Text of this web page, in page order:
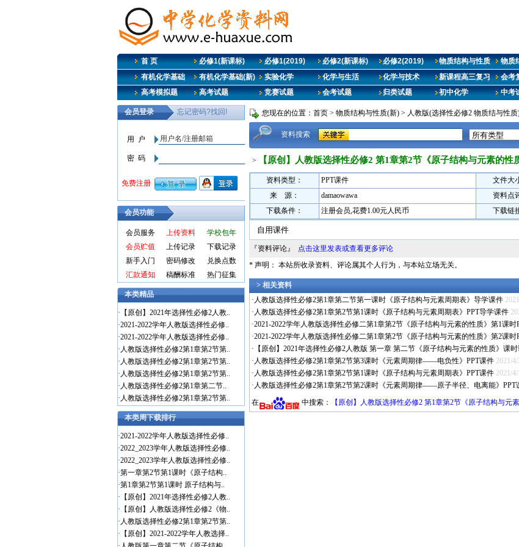
首 页 必修1(新课标) 必修1(2019) 必修2(新课标) 必修2(2019) 物质结构与性质 物质
有机化学基础
有机化学基础(新) 实验化学 化学与生活 化学与技术 新课程高三复习 会考
高考模拟题
高考试题 竞赛试题 会考试题 归类试题 初中化学 中考
会员功能
会员服务 上传资料
学校包年
会员贮值
上传记录
下载记录
新手入门
密码修改
兑换点数
汇款通知
稿酬标准 热门征集
本类精品
· 【原创】2021年选择性必修2人教..
·2021-2022学年人教版选择性必修..
·2021-2022学年人教版选择性必修..
· 人教版选择性必修2第1章第2节第..
· 人教版选择性必修2第1章第2节第..
· 人教版选择性必修2第1章第2节第..
· 人教版选择性必修2第1章第二节..
· 人教版选择性必修2第1章第2节第..
本类周下载排行
·2021-2022学年人教版选择性必修..
·2022_2023学年人教版选择性必修..
·2022_2023学年人教版选择性必修..
·第一章第2节第1课时《原子结构..
·第1章第2节第1课时 原子结构与..
· 【原创】2021年选择性必修2人教..
· 【原创】人教版选择性必修2《物..
· 人教版选择性必修2第1章第2节第..
· 【原创】2021-2022学年人教选择..
您现在的位置： 首页 > 物质结构与性质(新) > 人教版(选择性必修2 物质结与性质
资料搜索
> 【原创】人教版选择性必修2 第1章第2节《原子结构与元素的性
资料类型： PPT课件 文件大
来 源：
damaowawa 资料点
下载条件：
注册会员,花费1.00元人民币 下载链
自用课件
『资料评论』 点击这里发表或查看更多评论
* 声明： 本站所收录资料、评论属其个人行为，与本站立场无关。
> 相关资料
· 人教版选择性必修2第1章第二节第一课时《原子结构与元素周期表》导学课件
· 人教版选择性必修2第1章第2节第1课时《原子结构与元素周期表》PPT导学课件
·2021-2022学年人教版选择性必修二第1章第2节《原子结构与元素的性质》第1课时
·2021-2022学年人教版选择性必修二第1章第2节《原子结构与元素的性质》第2课时
· 【原创】2021年选择性必修2人教版 第一章 第二节《原子结构与元素的性质》课时
· 人教版选择性必修2第1章第2节第3课时《元素周期律——电负性》PPT课件 2021/
· 人教版选择性必修2第1章第2节第1课时《原子结构与元素周期表》PPT课件 2021/
· 人教版选择性必修2第1章第2节第2课时《元素周期律——原子半径、电离能》PPT
在
中搜索： 【原创】人教版选择性必修2 第1章第2节《原子结构与元